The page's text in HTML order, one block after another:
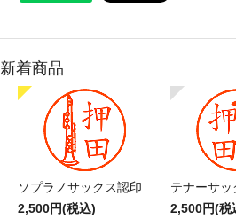
新着商品
ソプラノサックス認印
2,500円(税込)
テナーサッ
2,500円(税